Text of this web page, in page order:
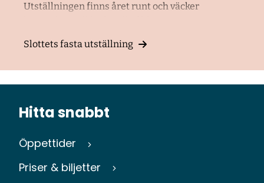
Utställningen finns året runt och väcker
Slottets fasta utställning
Hitta snabbt
Öppettider
Priser & biljetter